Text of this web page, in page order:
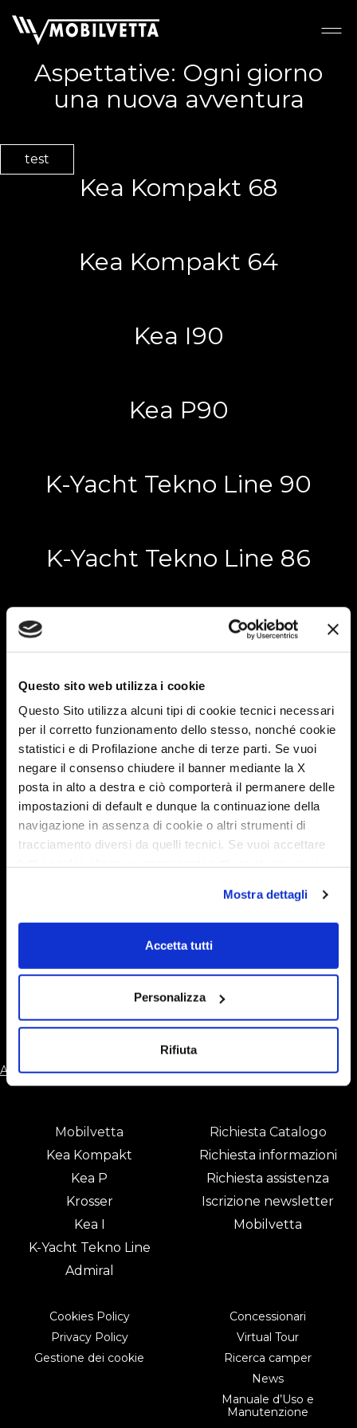
Questo sito web utilizza i cookie
Questo Sito utilizza alcuni tipi di cookie tecnici necessari
per il corretto funzionamento dello stesso, nonché cookie
statistici e di Profilazione anche di terze parti. Se vuoi
negare il consenso chiudere il banner mediante la X
posta in alto a destra e ciò comporterà il permanere delle
impostazioni di default e dunque la continuazione della
navigazione in assenza di cookie o altri strumenti di
tracciamento diversi da quelli tecnici. Se vuoi accettare
su acconsento selezionati. Se vuoi saperne di più clicca
qui. Cliccando sul tasto "Acconsento" permetti l'utilizzo
Mostra dettagli
Accetta tutti
Personalizza
Rifiuta
Aspettative: Ogni giorno
una nuova avventura
test
Kea Kompakt 68
Kea Kompakt 64
Kea I90
Kea P90
K-Yacht Tekno Line 90
K-Yacht Tekno Line 86
Krosser 90
Krosser 86
Admiral K 6.5
Admiral K 6.3
Admiral K 5.1
Krosser 64
Navigazione
articoli
Articoli meno recenti
Mobilvetta
Kea Kompakt
Kea P
Krosser
Kea I
K-Yacht Tekno Line
Admiral
Richiesta Catalogo
Richiesta informazioni
Richiesta assistenza
Iscrizione newsletter
Mobilvetta
Cookies Policy
Privacy Policy
Gestione dei cookie
Concessionari
Virtual Tour
Ricerca camper
News
Manuale d’Uso e
Manutenzione